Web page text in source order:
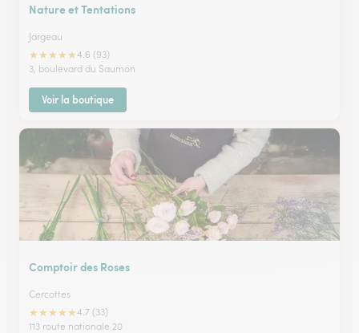
Nature et Tentations
Jargeau
★★★★★4.6 (93)
3, boulevard du Saumon
Voir la boutique
Comptoir des Roses
Cercottes
★★★★★4.7 (33)
113 route nationale 20